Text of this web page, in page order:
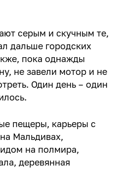
3-4 дня
серым и скучным те,
дальше городских
пока однажды
не завели мотор и не
Один день – один
пещеры, карьеры с
Мальдивах,
на полмира,
деревянная